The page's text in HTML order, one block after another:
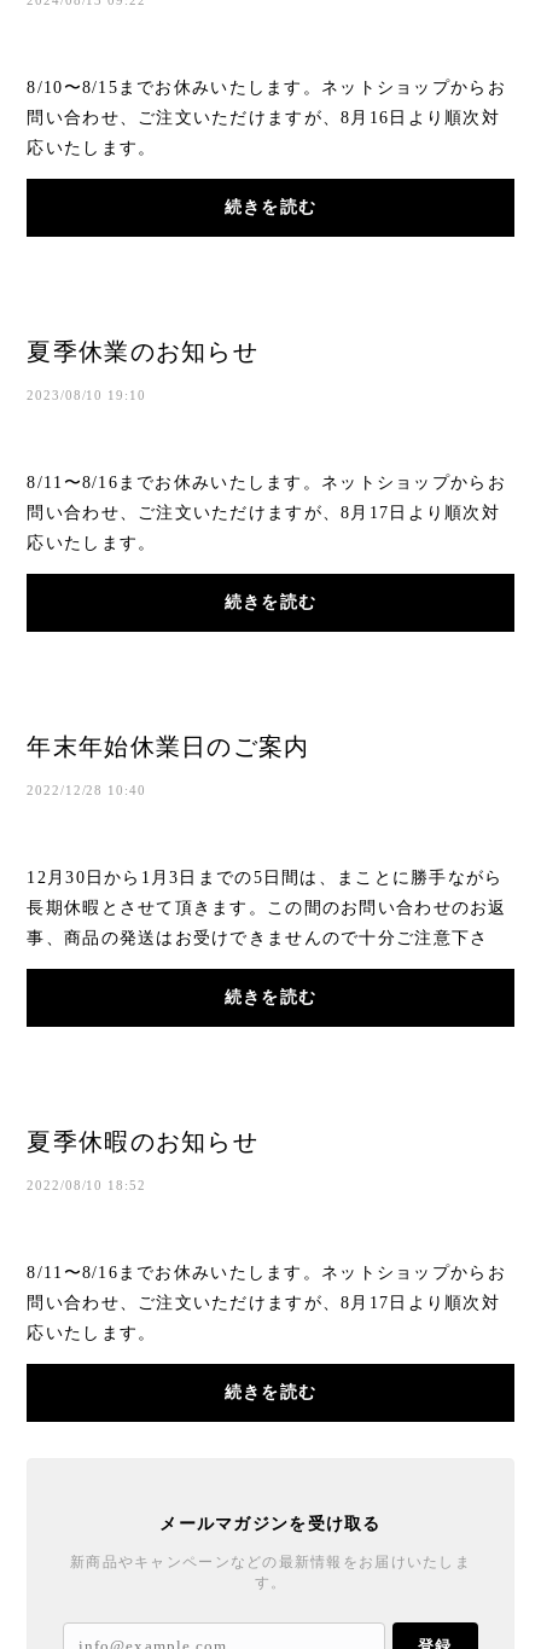
8/10〜8/15までお休みいたします。ネットショップからお
問い合わせ、ご注文いただけますが、8月16日より順次対
応いたします。
続きを読む
夏季休業のお知らせ
2023/08/10 19:10
8/11〜8/16までお休みいたします。ネットショップからお
問い合わせ、ご注文いただけますが、8月17日より順次対
応いたします。
続きを読む
年末年始休業日のご案内
2022/12/28 10:40
12月30日から1月3日までの5日間は、まことに勝手ながら
長期休暇とさせて頂きます。この間のお問い合わせのお返
事、商品の発送はお受けできませんので十分ご注意下さ
い。なお、この間のご注文はお受け致しますが、...
続きを読む
夏季休暇のお知らせ
2022/08/10 18:52
8/11〜8/16までお休みいたします。ネットショップからお
問い合わせ、ご注文いただけますが、8月17日より順次対
応いたします。
続きを読む
メールマガジンを受け取る
新商品やキャンペーンなどの最新情報をお届けいたしま
す。